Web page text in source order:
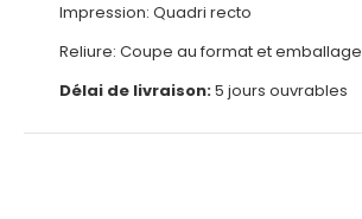
Impression: Quadri recto
Reliure: Coupe au format et emballage
Délai de livraison:5 jours ouvrables